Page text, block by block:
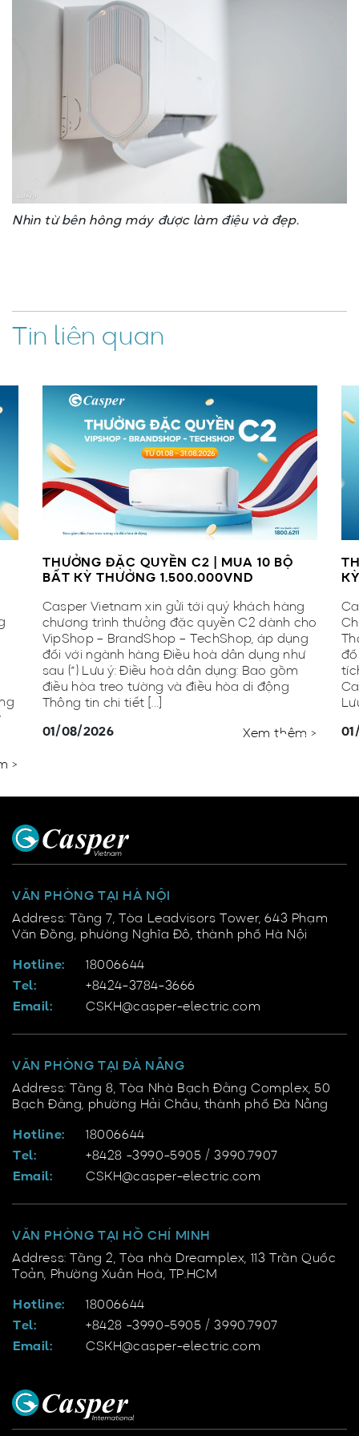
Nhìn từ bên hông máy được làm điệu và đẹp.
Tin liên quan
>
THƯỞNG ĐẶC QUYỀN C2 | MUA 10 BỘ
BẤT KỲ THƯỞNG 1.500.000VND
Casper Vietnam xin gửi tới quý khách hàng
chương trình thưởng đặc quyền C2 dành cho
VipShop – BrandShop – TechShop, áp dụng
đối với ngành hàng Điều hoà dân dụng như
sau (*) Lưu ý: Điều hoà dân dụng: Bao gồm
điều hòa treo tường và điều hòa di động
Thông tin chi tiết […]
01/08/2026 Xem thêm >
VĂN PHÒNG TẠI HÀ NỘI
Address: Tầng 7, Tòa Leadvisors Tower, 643 Phạm
Văn Đồng, phường Nghĩa Đô, thành phố Hà Nội
Hotline:
18006644
Tel:
+8424-3784-3666
Email:
CSKH@casper-electric.com
VĂN PHÒNG TẠI ĐÀ NẴNG
Address: Tầng 8, Tòa Nhà Bạch Đằng Complex, 50
Bạch Đằng, phường Hải Châu, thành phố Đà Nẵng
Hotline:
18006644
Tel:
+8428 -3990-5905 / 3990.7907
Email:
CSKH@casper-electric.com
VĂN PHÒNG TẠI HỒ CHÍ MINH
Address: Tầng 2, Tòa nhà Dreamplex, 113 Trần Quốc
Toản, Phường Xuân Hoà, TP.HCM
Hotline:
18006644
Tel:
+8428 -3990-5905 / 3990.7907
Email:
CSKH@casper-electric.com